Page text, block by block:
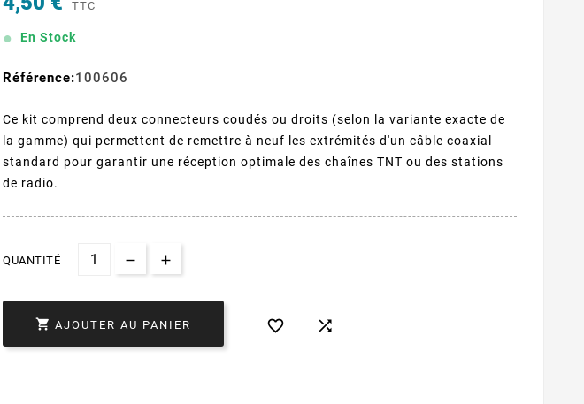
TTC
En Stock
Référence:100606
Ce kit comprend deux connecteurs coudés ou droits (selon la variante exacte de
la gamme) qui permettent de remettre à neuf les extrémités d'un câble coaxial
standard pour garantir une réception optimale des chaînes TNT ou des stations
de radio.
QUANTITÉ
 AJOUTER AU PANIER  